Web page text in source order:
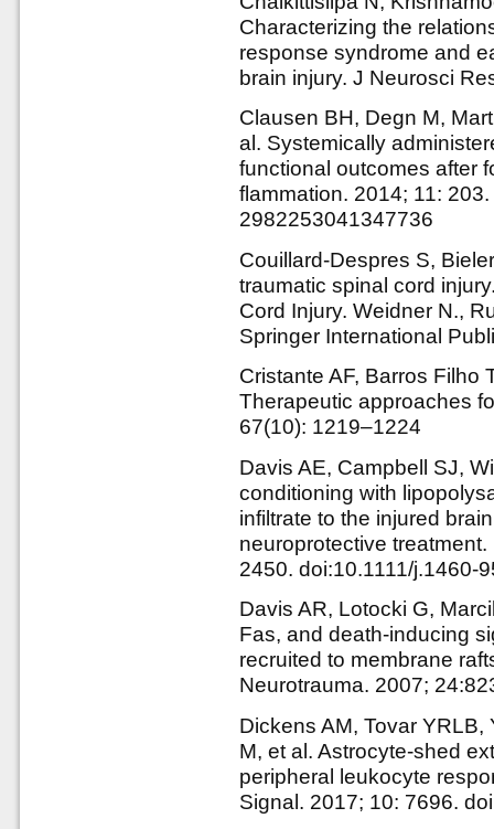
Characterizing the
response syndrome and
brain injury. J Neurosci
Clausen BH, Degn M,
al. Systemically
functional outcomes after
flammation. 2014; 11:
2982253041347736
Couillard-Despres S,
traumatic spinal cord
Cord Injury. Weidner N.,
Springer International
Cristante AF, Barros Filho
Therapeutic approaches
67(10): 1219–1224
Davis AE, Campbell SJ,
conditioning with
infiltrate to the injured
neuroprotective
2450. doi:10.1111/j.1460-
Davis AR, Lotocki G,
Fas, and death-inducing
recruited to membrane
Neurotrauma. 2007;
Dickens AM, Tovar YRLB,
M, et al. Astrocyte-shed
peripheral leukocyte
Signal. 2017; 10: 7696.